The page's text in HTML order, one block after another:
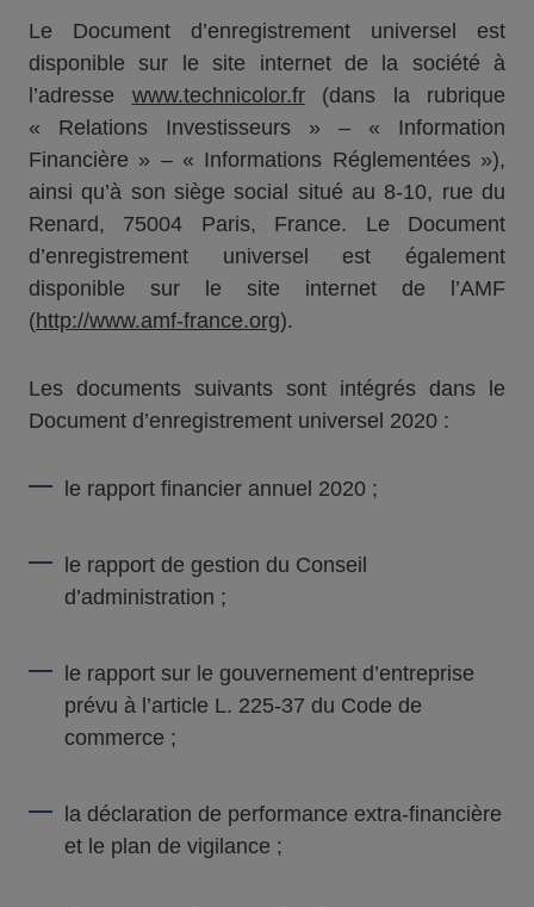
Le Document d’enregistrement universel est
disponible sur le site internet de la société à
l’adresse www.technicolor.fr(dans la rubrique
« Relations Investisseurs » – « Information
Financière » – « Informations Réglementées »),
ainsi qu’à son siège social situé au 8-10, rue du
Renard, 75004 Paris, France. Le Document
d’enregistrement universel est également
disponible sur le site internet de l’AMF
(http://www.amf-france.org).
Les documents suivants sont intégrés dans le
Document d’enregistrement universel 2020 :
le rapport financier annuel 2020 ;
le rapport de gestion du Conseil
d’administration ;
le rapport sur le gouvernement d’entreprise
prévu à l’article L. 225-37 du Code de
commerce ;
la déclaration de performance extra-financière
et le plan de vigilance ;